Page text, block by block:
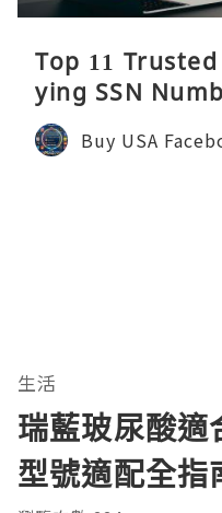
Top 11
ying SSN
Buy USA
生活
瑞藍玻尿酸適
型號適配全指